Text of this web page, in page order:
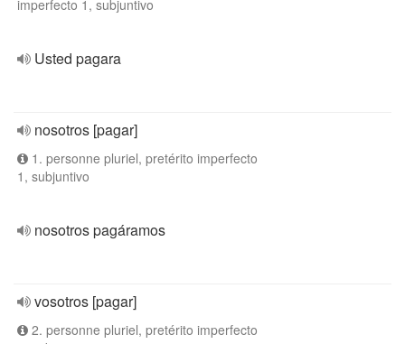
imperfecto 1, subjuntivo
Usted pagara
nosotros [pagar]
1. personne pluriel, pretérito imperfecto
1, subjuntivo
nosotros pagáramos
vosotros [pagar]
2. personne pluriel, pretérito imperfecto